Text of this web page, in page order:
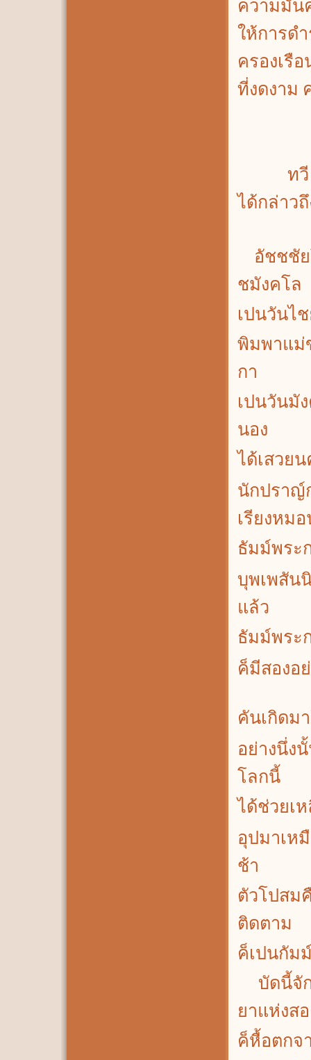
ความมั่น
ให้การด
ครองเรื
ที่งดงาม
ทวี เขื่
ได้กล่าว
อัชชชัย
ชมังคโล
เปนวันไ
พิมพาแม่
กา
เปนวันมั
นอง
ได้เสวย
นักปราญ์
เรียงหม
ธัมม์พระ
บุพเพสัน
แล้ว
ธัมม์พระ
ค็มีสองอ
คันเกิดม
อย่างนึ่ง
โลกนี้
ได้ช่วยเ
อุปมาเห
ช้า
ตัวโปสม
ติดตาม
ค็เปนกัม
บัดนี้จัก
ยาแห่งสอ
ค็หื้อตกจ